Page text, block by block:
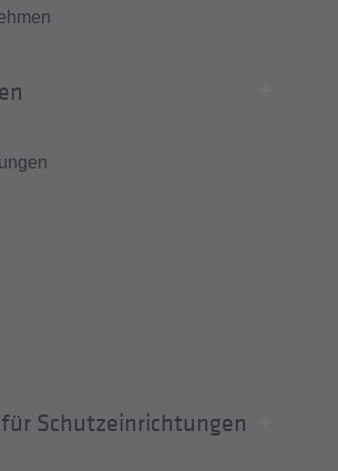
Schutzeinrichtungen